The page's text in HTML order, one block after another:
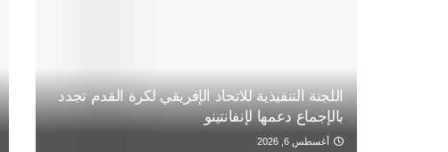
اللجنة التنفيذية للاتحاد الإفريقي لكرة القدم تجدد
بالإجماع دعمها لإنفانتينو
أغسطس 6, 2026